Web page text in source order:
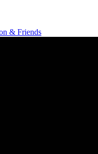
& Friends